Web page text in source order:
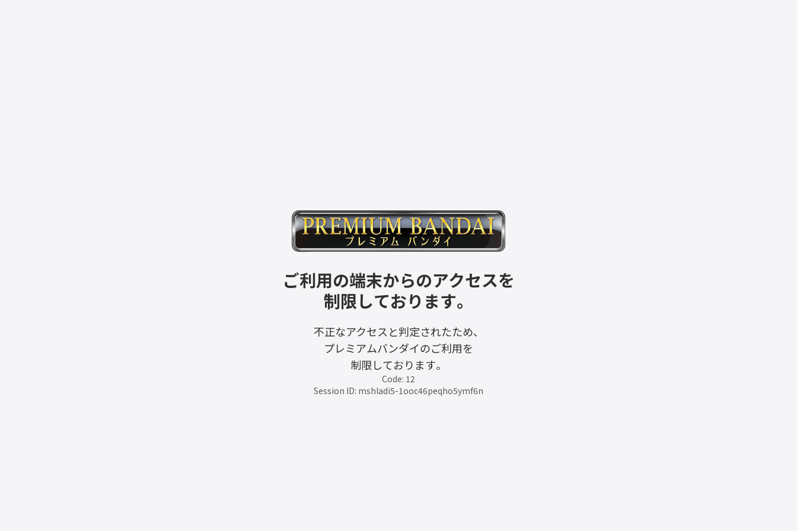
ご利用の端末からのアクセスを
制限しております。
不正なアクセスと判定されたため、
プレミアムバンダイのご利用を
制限しております。
Code: 12
Session ID: mshladi5-1ooc46peqho5ymf6n